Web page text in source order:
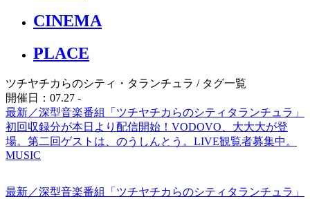
CINEMA
PLACE
ツチヤチカらのシティ・タランチュラ / タグ一覧
開催日：07.27 -
最新／深型音楽番組「ツチヤチカらのシティタランチュラ」
初回収録分が本日より配信開始！VODOVO、大大大が登
場。第二回ゲストは、のうしんとう。LIVE観覧者募集中。
MUSIC
最新／深型音楽番組「ツチヤチカらのシティタランチュラ」